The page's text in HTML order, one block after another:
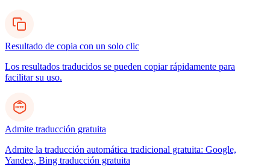
Resultado de copia con un solo clic
Los resultados traducidos se pueden copiar rápidamente para
facilitar su uso.
Admite traducción gratuita
Admite la traducción automática tradicional gratuita: Google,
Yandex, Bing traducción gratuita